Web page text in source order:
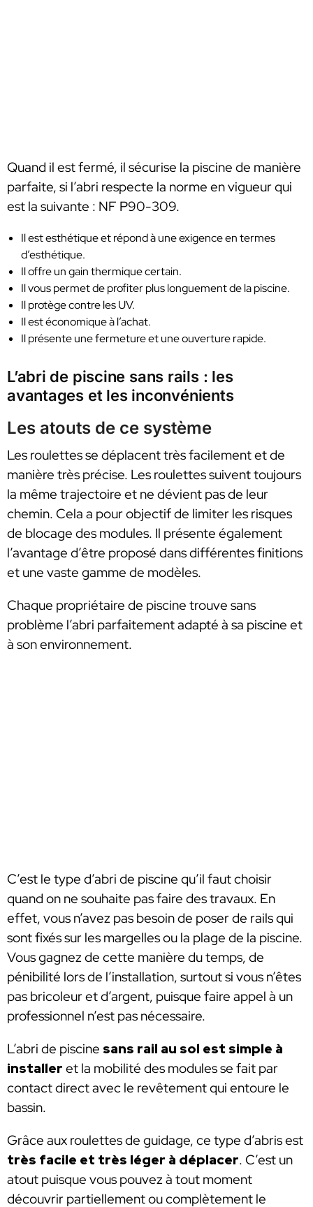
Quand il est fermé, il sécurise la piscine de manière
parfaite, si l’abri respecte la norme en vigueur qui
est la suivante : NF P90-309.
Il est esthétique et répond à une exigence en termes
d’esthétique.
Il offre un gain thermique certain.
Il vous permet de profiter plus longuement de la piscine.
Il protège contre les UV.
Il est économique à l’achat.
Il présente une fermeture et une ouverture rapide.
L’abri de piscine sans rails : les
avantages et les inconvénients
Les atouts de ce système
Les roulettes se déplacent très facilement et de
manière très précise. Les roulettes suivent toujours
la même trajectoire et ne dévient pas de leur
chemin. Cela a pour objectif de limiter les risques
de blocage des modules. Il présente également
l’avantage d’être proposé dans différentes finitions
et une vaste gamme de modèles.
Chaque propriétaire de piscine trouve sans
problème l’abri parfaitement adapté à sa piscine et
à son environnement.
C’est le type d’abri de piscine qu’il faut choisir
quand on ne souhaite pas faire des travaux. En
effet, vous n’avez pas besoin de poser de rails qui
sont fixés sur les margelles ou la plage de la piscine.
Vous gagnez de cette manière du temps, de
pénibilité lors de l’installation, surtout si vous n’êtes
pas bricoleur et d’argent, puisque faire appel à un
professionnel n’est pas nécessaire.
L’abri de piscine sans rail au sol est simple à
installer et la mobilité des modules se fait par
contact direct avec le revêtement qui entoure le
bassin.
Grâce aux roulettes de guidage, ce type d’abris est
très facile et très léger à déplacer. C’est un
atout puisque vous pouvez à tout moment
découvrir partiellement ou complètement le